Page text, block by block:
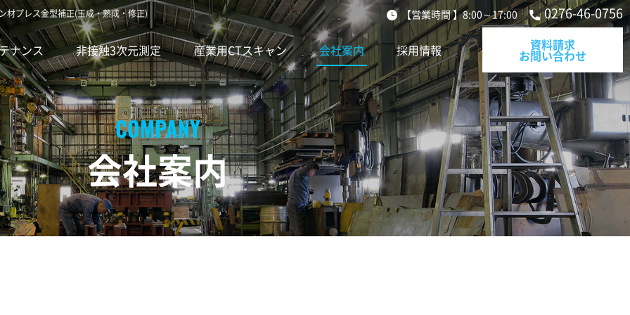
材プレス金型補正(玉成・熟成・修正) 【営業時間 】8:00～17:00 0276-46-0756
ナンス 非接触3次元測定 産業用CTスキャン 会社案内 採用情報 資料請求
お問い合わせ
会社案内